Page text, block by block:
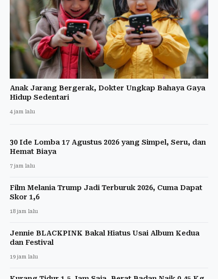
Anak Jarang Bergerak, Dokter Ungkap Bahaya Gaya
Hidup Sedentari
4 jam lalu
30 Ide Lomba 17 Agustus 2026 yang Simpel, Seru, dan
Hemat Biaya
7 jam lalu
Film Melania Trump Jadi Terburuk 2026, Cuma Dapat
Skor 1,6
18 jam lalu
Jennie BLACKPINK Bakal Hiatus Usai Album Kedua
dan Festival
19 jam lalu